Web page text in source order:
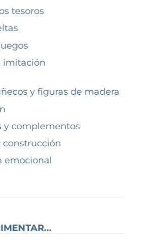
tesoros
imitación
y figuras de madera
y complementos
construcción
emocional